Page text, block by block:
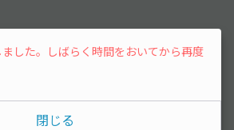
3.5 駐車料金
4.5
した。しばらく時間をおいてから再度
閉じる